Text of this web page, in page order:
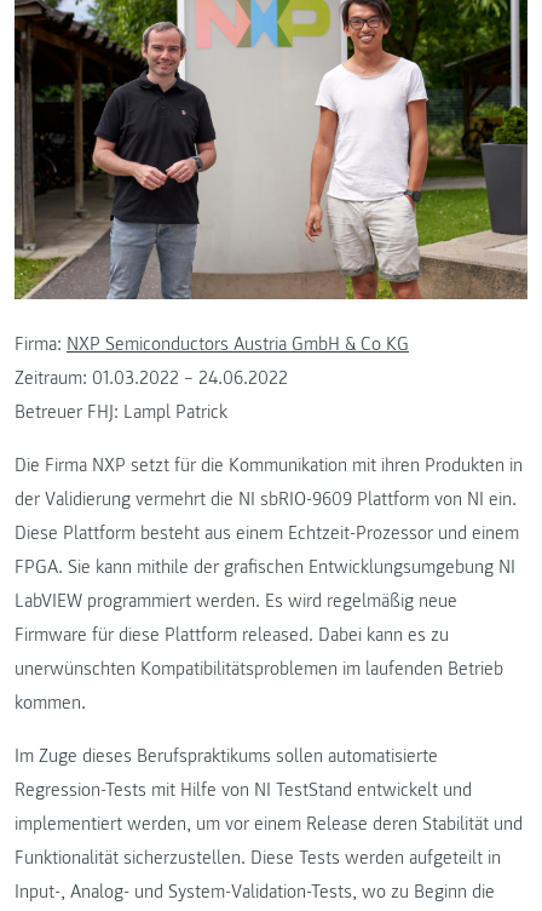
Firma: NXP Semiconductors Austria GmbH & Co KG
Zeitraum: 01.03.2022 – 24.06.2022
Betreuer FHJ: Lampl Patrick
Die Firma NXP setzt für die Kommunikation mit ihren Produkten in
der Validierung vermehrt die NI sbRIO-9609 Plattform von NI ein.
Diese Plattform besteht aus einem Echtzeit-Prozessor und einem
FPGA. Sie kann mithile der grafischen Entwicklungsumgebung NI
LabVIEW programmiert werden. Es wird regelmäßig neue
Firmware für diese Plattform released. Dabei kann es zu
unerwünschten Kompatibilitätsproblemen im laufenden Betrieb
kommen.
Im Zuge dieses Berufspraktikums sollen automatisierte
Regression-Tests mit Hilfe von NI TestStand entwickelt und
implementiert werden, um vor einem Release deren Stabilität und
Funktionalität sicherzustellen. Diese Tests werden aufgeteilt in
Input-, Analog- und System-Validation-Tests, wo zu Beginn die